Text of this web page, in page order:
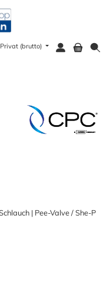
Privat (brutto)